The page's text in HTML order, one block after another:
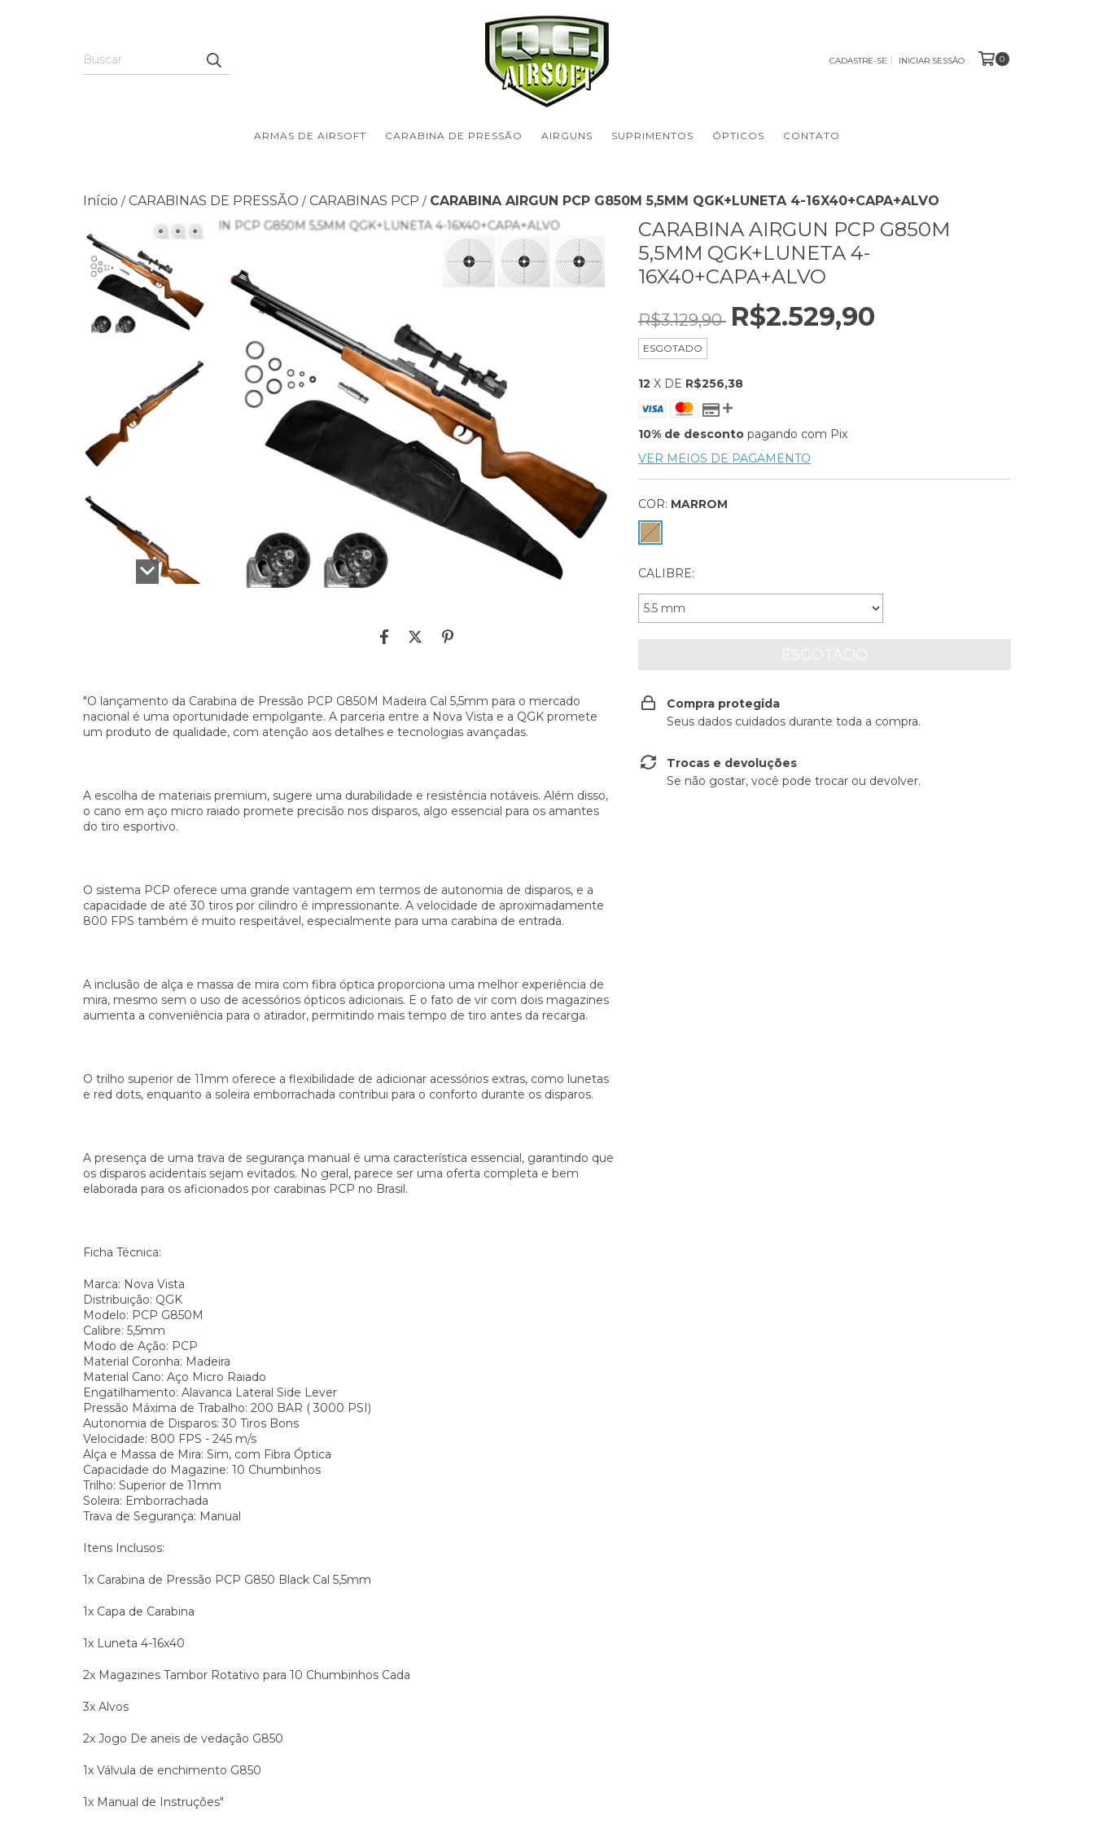
CADASTRE-SE INICIAR SESSÃO 0
ARMAS DE AIRSOFT CARABINA DE PRESSÃO AIRGUNS SUPRIMENTOS ÓPTICOS CONTATO
Início / CARABINAS DE PRESSÃO / CARABINAS PCP / CARABINA AIRGUN PCP G850M 5,5MM QGK+LUNETA 4-16X40+CAPA+ALVO
"O lançamento da Carabina de Pressão PCP G850M Madeira Cal 5,5mm para o mercado
nacional é uma oportunidade empolgante. A parceria entre a Nova Vista e a QGK promete
um produto de qualidade, com atenção aos detalhes e tecnologias avançadas.
A escolha de materiais premium, sugere uma durabilidade e resistência notáveis. Além disso,
o cano em aço micro raiado promete precisão nos disparos, algo essencial para os amantes
do tiro esportivo.
O sistema PCP oferece uma grande vantagem em termos de autonomia de disparos, e a
capacidade de até 30 tiros por cilindro é impressionante. A velocidade de aproximadamente
800 FPS também é muito respeitável, especialmente para uma carabina de entrada.
A inclusão de alça e massa de mira com fibra óptica proporciona uma melhor experiência de
mira, mesmo sem o uso de acessórios ópticos adicionais. E o fato de vir com dois magazines
aumenta a conveniência para o atirador, permitindo mais tempo de tiro antes da recarga.
O trilho superior de 11mm oferece a flexibilidade de adicionar acessórios extras, como lunetas
e red dots, enquanto a soleira emborrachada contribui para o conforto durante os disparos.
A presença de uma trava de segurança manual é uma característica essencial, garantindo que
os disparos acidentais sejam evitados. No geral, parece ser uma oferta completa e bem
elaborada para os aficionados por carabinas PCP no Brasil.
Ficha Técnica:
Marca: Nova Vista
Distribuição: QGK
Modelo: PCP G850M
Calibre: 5,5mm
Modo de Ação: PCP
Material Coronha: Madeira
Material Cano: Aço Micro Raiado
Engatilhamento: Alavanca Lateral Side Lever
Pressão Máxima de Trabalho: 200 BAR ( 3000 PSI)
Autonomia de Disparos: 30 Tiros Bons
Velocidade: 800 FPS - 245 m/s
Alça e Massa de Mira: Sim, com Fibra Óptica
Capacidade do Magazine: 10 Chumbinhos
Trilho: Superior de 11mm
Soleira: Emborrachada
Trava de Segurança: Manual
Itens Inclusos:
1x Carabina de Pressão PCP G850 Black Cal 5,5mm
1x Capa de Carabina
1x Luneta 4-16x40
2x Magazines Tambor Rotativo para 10 Chumbinhos Cada
3x Alvos
2x Jogo De aneis de vedação G850
1x Válvula de enchimento G850
1x Manual de Instruções"
CARABINA AIRGUN PCP G850M
5,5MM QGK+LUNETA 4-
16X40+CAPA+ALVO
R$3.129,90 R$2.529,90
ESGOTADO
12 X DE R$256,38
10% de desconto pagando com Pix
VER MEIOS DE PAGAMENTO
COR: MARROM
CALIBRE:
Compra protegida
Seus dados cuidados durante toda a compra.
Trocas e devoluções
Se não gostar, você pode trocar ou devolver.